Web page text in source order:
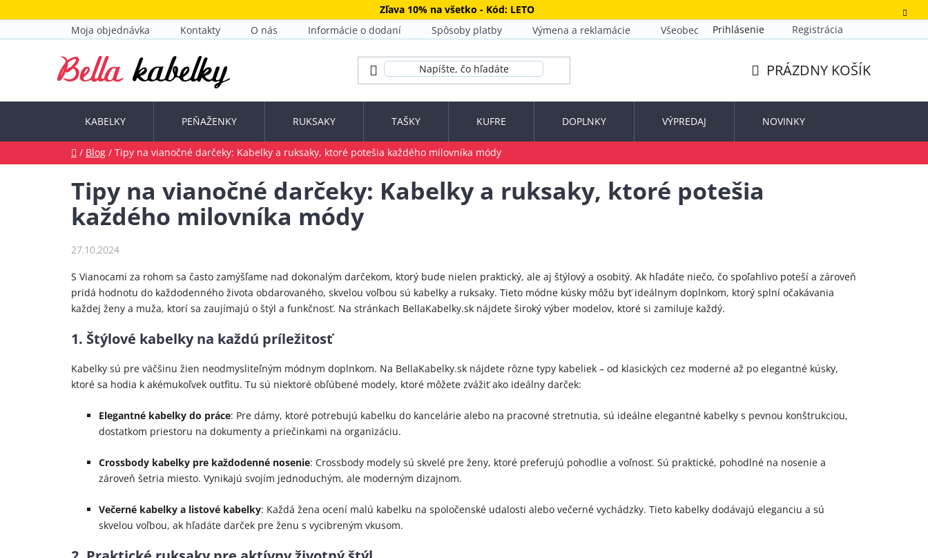
na
Zľava 10% na všetko - Kód: LETO
Moja objednávka
Kontakty O nás Informácie o dodaní Spôsoby platby Výmena a reklamácie Všeobecné obchodné podmienky
Prihlásenie Registrácia
KOŠÍK
PRÁZDNY KOŠÍK
KABELKY PEŇAŽENKY RUKSAKY TAŠKY KUFRE DOPLNKY VÝPREDAJ NOVINKY
Domov
/ Blog / Tipy na vianočné darčeky: Kabelky a ruksaky, ktoré potešia každého milovníka módy
Tipy na vianočné darčeky: Kabelky a ruksaky, ktoré potešia
každého milovníka módy
27.10.2024
S Vianocami za rohom sa často zamýšľame nad dokonalým darčekom, ktorý bude nielen praktický, ale aj štýlový a osobitý. Ak hľadáte niečo, čo spoľahlivo poteší a zároveň
pridá hodnotu do každodenného života obdarovaného, skvelou voľbou sú kabelky a ruksaky. Tieto módne kúsky môžu byť ideálnym doplnkom, ktorý splní očakávania
každej ženy a muža, ktorí sa zaujímajú o štýl a funkčnosť. Na stránkach BellaKabelky.sk nájdete široký výber modelov, ktoré si zamiluje každý.
1. Štýlové kabelky na každú príležitosť
Kabelky sú pre väčšinu žien neodmysliteľným módnym doplnkom. Na BellaKabelky.sk nájdete rôzne typy kabeliek – od klasických cez moderné až po elegantné kúsky,
ktoré sa hodia k akémukoľvek outfitu. Tu sú niektoré obľúbené modely, ktoré môžete zvážiť ako ideálny darček:
Elegantné kabelky do práce: Pre dámy, ktoré potrebujú kabelku do kancelárie alebo na pracovné stretnutia, sú ideálne elegantné kabelky s pevnou konštrukciou,
dostatkom priestoru na dokumenty a priečinkami na organizáciu.
Crossbody kabelky pre každodenné nosenie: Crossbody modely sú skvelé pre ženy, ktoré preferujú pohodlie a voľnosť. Sú praktické, pohodlné na nosenie a
zároveň šetria miesto. Vynikajú svojím jednoduchým, ale moderným dizajnom.
Večerné kabelky a listové kabelky: Každá žena ocení malú kabelku na spoločenské udalosti alebo večerné vychádzky. Tieto kabelky dodávajú eleganciu a sú
skvelou voľbou, ak hľadáte darček pre ženu s vycibreným vkusom.